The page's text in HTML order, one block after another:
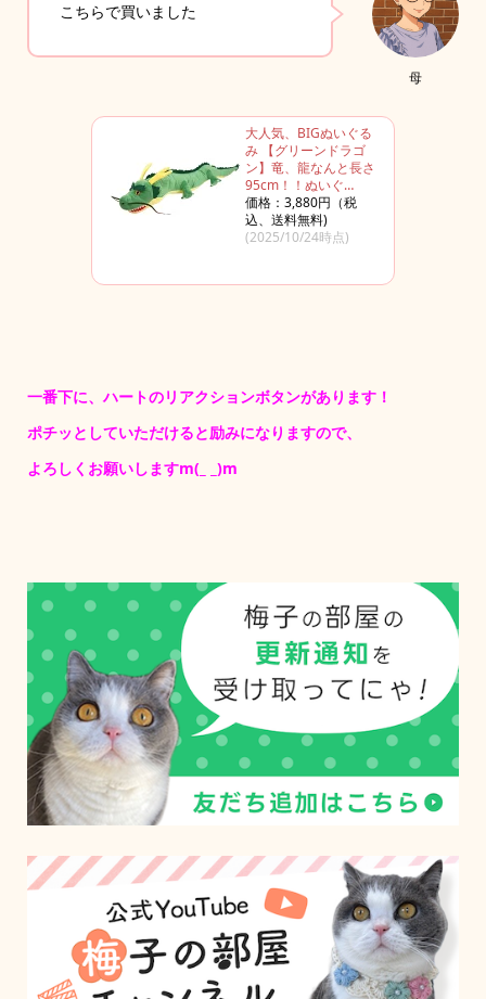
母
こちらで買いました
大人気、BIGぬいぐる
み 【グリーンドラゴ
ン】竜、龍なんと長さ
95cm！！ぬいぐ…
価格：3,880円（税
込、送料無料)
(2025/10/24時点)
一番下に、ハートのリアクションボタンがあります！
ポチッとしていただけると励みになりますので、
よろしくお願いしますm(_ _)m